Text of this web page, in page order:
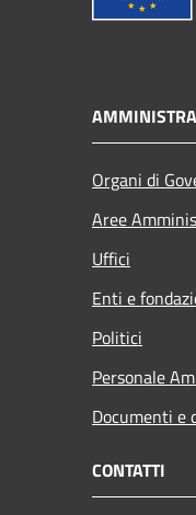
Organi di
Aree
Uffici
Enti e
Politici
Personale
Documenti e
CONTATTI